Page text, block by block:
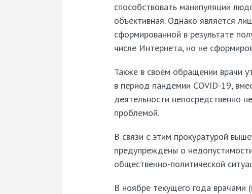
способствовать манипуляции
объективная. Однако является
сформированной в результате
числе Интернета, но не
Также в своем обращении врачи
в период пандемии COVID-19,
деятельности непосредственно
проблемой.
В связи с этим прокуратурой
предупреждены о
общественно-политической
В ноябре текущего года врачами